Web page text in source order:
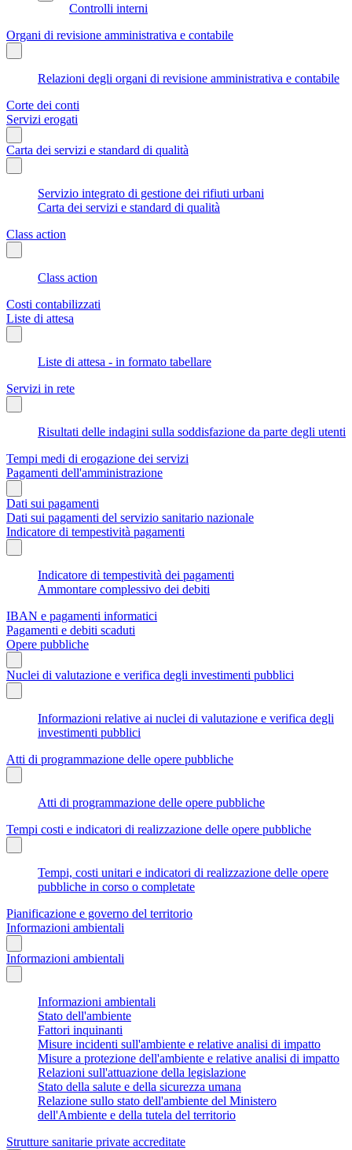
Controlli interni
Organi di revisione amministrativa e contabile
Relazioni degli organi di revisione amministrativa e contabile
Corte dei conti
Servizi erogati
Carta dei servizi e standard di qualità
Servizio integrato di gestione dei rifiuti urbani
Carta dei servizi e standard di qualità
Class action
Class action
Costi contabilizzati
Liste di attesa
Liste di attesa - in formato tabellare
Servizi in rete
Risultati delle indagini sulla soddisfazione da parte degli utenti
Tempi medi di erogazione dei servizi
Pagamenti dell'amministrazione
Dati sui pagamenti
Dati sui pagamenti del servizio sanitario nazionale
Indicatore di tempestività pagamenti
Indicatore di tempestività dei pagamenti
Ammontare complessivo dei debiti
IBAN e pagamenti informatici
Pagamenti e debiti scaduti
Opere pubbliche
Nuclei di valutazione e verifica degli investimenti pubblici
Informazioni relative ai nuclei di valutazione e verifica degli
investimenti pubblici
Atti di programmazione delle opere pubbliche
Atti di programmazione delle opere pubbliche
Tempi costi e indicatori di realizzazione delle opere pubbliche
Tempi, costi unitari e indicatori di realizzazione delle opere
pubbliche in corso o completate
Pianificazione e governo del territorio
Informazioni ambientali
Informazioni ambientali
Informazioni ambientali
Stato dell'ambiente
Fattori inquinanti
Misure incidenti sull'ambiente e relative analisi di impatto
Misure a protezione dell'ambiente e relative analisi di impatto
Relazioni sull'attuazione della legislazione
Stato della salute e della sicurezza umana
Relazione sullo stato dell'ambiente del Ministero
dell'Ambiente e della tutela del territorio
Strutture sanitarie private accreditate